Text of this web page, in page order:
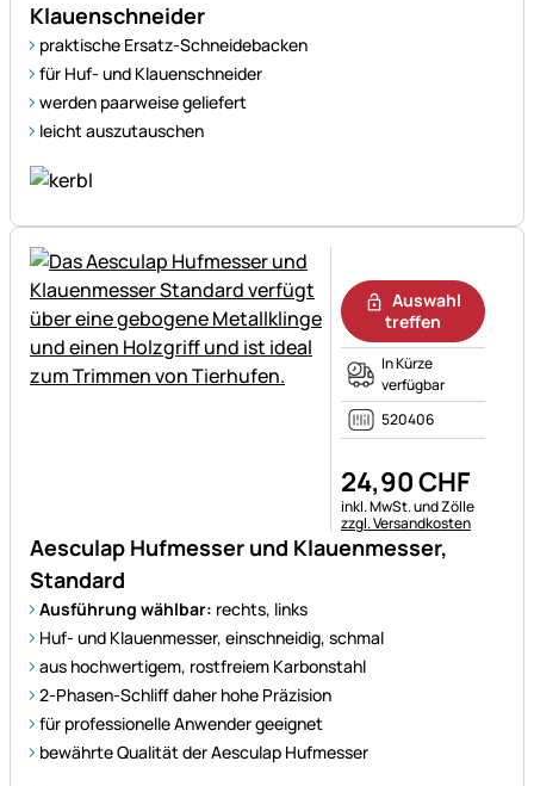
Klauenschneider
praktische Ersatz-Schneidebacken
für Huf- und Klauenschneider
werden paarweise geliefert
leicht auszutauschen
Aesculap Hufmesser und Klauenmesser,
Standard
Ausführung wählbar: rechts, links
Huf- und Klauenmesser, einschneidig, schmal
aus hochwertigem, rostfreiem Karbonstahl
2-Phasen-Schliff daher hohe Präzision
für professionelle Anwender geeignet
bewährte Qualität der Aesculap Hufmesser
Auswahl
treffen
In Kürze
verfügbar
520406
24,90CHF
Steuerhinweis:
inkl. MwSt. und Zölle
zzgl. Versandkosten